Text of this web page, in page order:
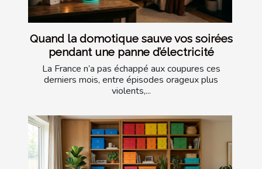
Quand la domotique sauve vos soirées
pendant une panne d’électricité
La France n’a pas échappé aux coupures ces
derniers mois, entre épisodes orageux plus
violents,...